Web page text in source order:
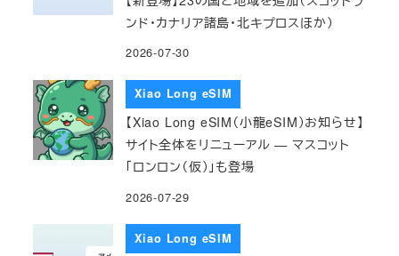
ンド・カナリア諸島・北キプロスほか）
2026-07-30
Xiao Long eSIM
【Xiao Long eSIM（小龍eSIM）お知らせ】
サイト全体をリニューアル — マスコット
「ロンロン（仮）」も登場
2026-07-29
Xiao Long eSIM